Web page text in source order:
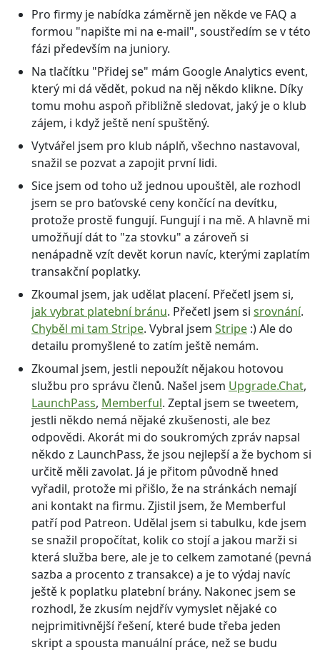
Pro firmy je nabídka záměrně jen někde ve FAQ a
formou "napište mi na e-mail", soustředím se v této
fázi především na juniory.
Na tlačítku "Přidej se" mám Google Analytics event,
který mi dá vědět, pokud na něj někdo klikne. Díky
tomu mohu aspoň přibližně sledovat, jaký je o klub
zájem, i když ještě není spuštěný.
Vytvářel jsem pro klub náplň, všechno nastavoval,
snažil se pozvat a zapojit první lidi.
Sice jsem od toho už jednou upouštěl, ale rozhodl
jsem se pro baťovské ceny končící na devítku,
protože prostě fungují. Fungují i na mě. A hlavně mi
umožňují dát to "za stovku" a zároveň si
nenápadně vzít devět korun navíc, kterými zaplatím
transakční poplatky.
Zkoumal jsem, jak udělat placení. Přečetl jsem si,
jak vybrat platební bránu. Přečetl jsem si srovnání.
Chyběl mi tam Stripe. Vybral jsem Stripe :) Ale do
detailu promyšlené to zatím ještě nemám.
Zkoumal jsem, jestli nepoužít nějakou hotovou
službu pro správu členů. Našel jsem Upgrade.Chat,
LaunchPass, Memberful. Zeptal jsem se tweetem,
jestli někdo nemá nějaké zkušenosti, ale bez
odpovědi. Akorát mi do soukromých zpráv napsal
někdo z LaunchPass, že jsou nejlepší a že bychom si
určitě měli zavolat. Já je přitom původně hned
vyřadil, protože mi přišlo, že na stránkách nemají
ani kontakt na firmu. Zjistil jsem, že Memberful
patří pod Patreon. Udělal jsem si tabulku, kde jsem
se snažil propočítat, kolik co stojí a jakou marži si
která služba bere, ale je to celkem zamotané (pevná
sazba a procento z transakce) a je to výdaj navíc
ještě k poplatku platební brány. Nakonec jsem se
rozhodl, že zkusím nejdřív vymyslet nějaké co
nejprimitivnější řešení, které bude třeba jeden
skript a spousta manuální práce, než se budu